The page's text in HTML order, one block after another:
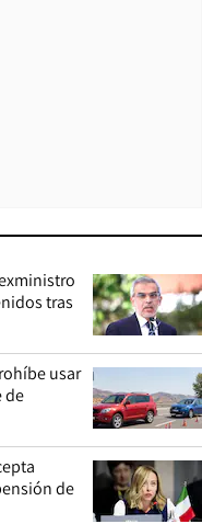
tras
usar
de
de